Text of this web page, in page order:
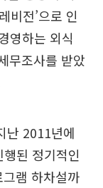
비전’으로 인
영하는 외식
무조사를 받았
난 2011년에
된 정기적인
램 하차설까